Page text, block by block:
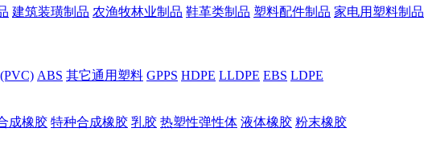
建筑装璜制品 农渔牧林业制品 鞋革类制品 塑料配件制品 家电用塑料制品
ABS 其它通用塑料 GPPS HDPE LLDPE EBS LDPE
成橡胶 特种合成橡胶 乳胶 热塑性弹性体 液体橡胶 粉末橡胶